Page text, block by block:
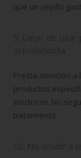
que un cepillo
Presta atención
productos
eléctricos. No
tratamiento.